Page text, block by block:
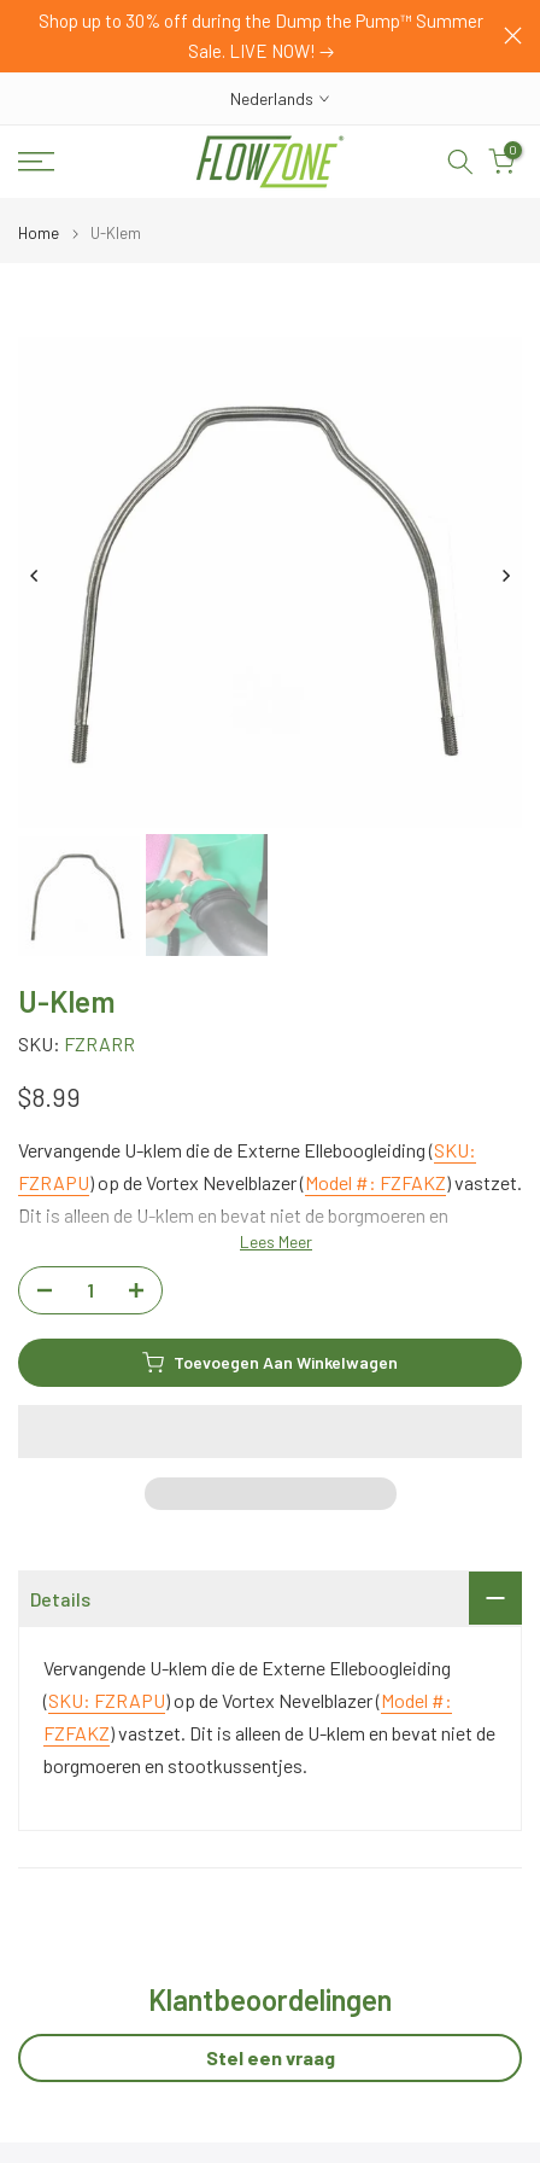
Shop up to 30% off during the Dump the Pump™ Summer
Sale. LIVE NOW!
Nederlands
0
Home U-Klem
U-Klem
SKU: FZRARR
$8.99
Vervangende U-klem die de Externe Elleboogleiding (SKU:
FZRAPU) op de Vortex Nevelblazer (Model #: FZFAKZ) vastzet.
Dit is alleen de U-klem en bevat niet de borgmoeren en
Lees Meer
Toevoegen Aan Winkelwagen
Details
Vervangende U-klem die de Externe Elleboogleiding
(SKU: FZRAPU) op de Vortex Nevelblazer (Model #:
FZFAKZ) vastzet. Dit is alleen de U-klem en bevat niet de
borgmoeren en stootkussentjes.
Klantbeoordelingen
Stel een vraag